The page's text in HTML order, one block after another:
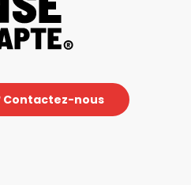
Contactez-nous